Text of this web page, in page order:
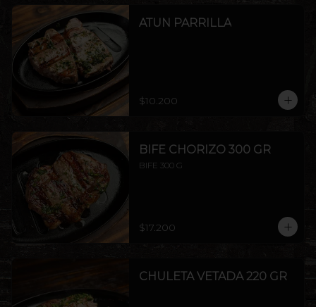
ATUN PARRILLA
$10.200
BIFE CHORIZO 300 GR
BIFE 300 G
$17.200
CHULETA VETADA 220 GR